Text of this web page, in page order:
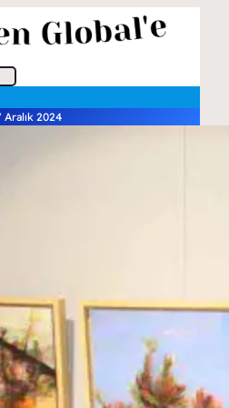
Aralık 2024